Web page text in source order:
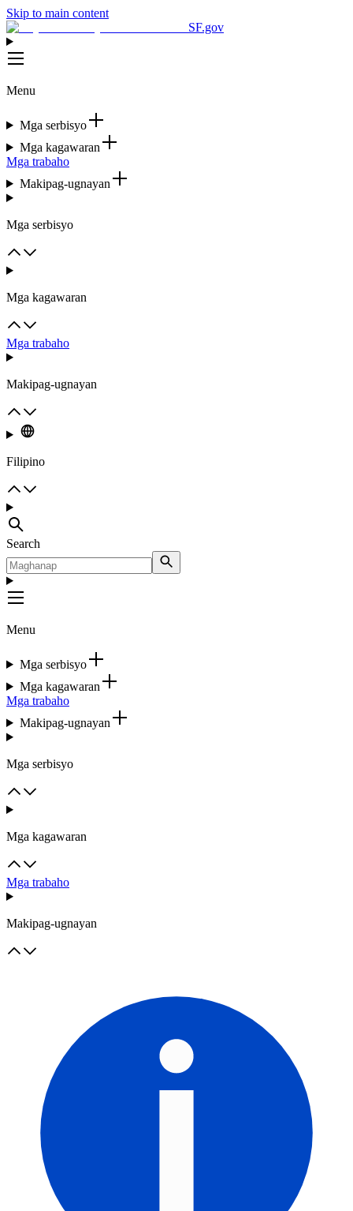
Skip to main content
SF.gov
Menu
Mga serbisyo
Mga kagawaran
Mga trabaho
Makipag-ugnayan
Mga serbisyo
Mga kagawaran
Mga trabaho
Makipag-ugnayan
Filipino
Search
Menu
Mga serbisyo
Mga kagawaran
Mga trabaho
Makipag-ugnayan
Mga serbisyo
Mga kagawaran
Mga trabaho
Makipag-ugnayan